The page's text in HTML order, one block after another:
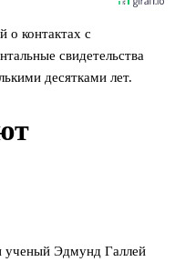
о контактах с
свидетельства
десятками лет.
ученый Эдмунд Галлей